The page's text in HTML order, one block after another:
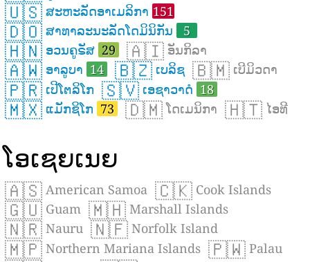
🇺🇸 ສະຫະລັດອາເມລິກາ 151
🇩🇴 ສາທາລະນະລັດໂດມິນິກັນ 5
🇭🇳 ອວນຄູຣັສ 29 🇦🇮 ອັນກິລາ
🇦🇼 ອາລູບາ 14 🇧🇿 ເບລິຊ 🇧🇲 ເບີມິວດາ
🇵🇷 ເປີໂຕລິໂກ 🇸🇻 ເອຊາວາດໍ 18
🇲🇽 ແມັກຊິໂກ 73 🇩🇲ໂດເມນິກາ 🇭🇹 ໄອທີ
ໂອເຊຍເນຍ
🇦🇸 American Samoa 🇨🇰 Cook Islands
🇬🇺 Guam 🇲🇭 Marshall Islands
🇳🇷 Nauru 🇳🇫 Norfolk Island
🇲🇵 Northern Mariana Islands 🇵🇼 Palau